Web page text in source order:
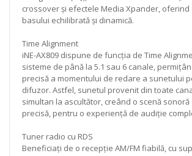
crossover și efectele Media Xpander,
basului echilibrată și dinamică.
Time Alignment
iNE-AX809 dispune de funcția de Time
sisteme de până la 5.1 sau 6 canale,
precisă a momentului de redare a sunetului
difuzor. Astfel, sunetul provenit din toate
simultan la ascultător, creând o scenă sonoră
precisă, pentru o experiență de audiție
Tuner radio cu RDS
Beneficiați de o recepție AM/FM fiabilă, cu